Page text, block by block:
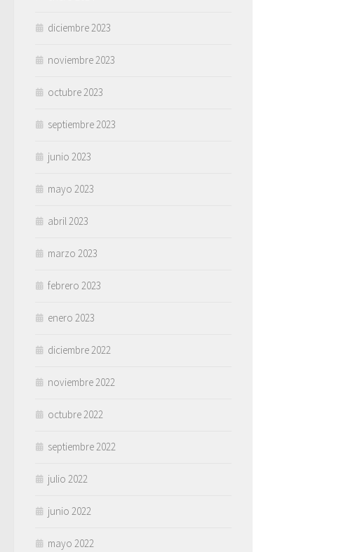
diciembre 2023
noviembre 2023
octubre 2023
septiembre 2023
junio 2023
mayo 2023
abril 2023
marzo 2023
febrero 2023
enero 2023
diciembre 2022
noviembre 2022
octubre 2022
septiembre 2022
julio 2022
junio 2022
mayo 2022